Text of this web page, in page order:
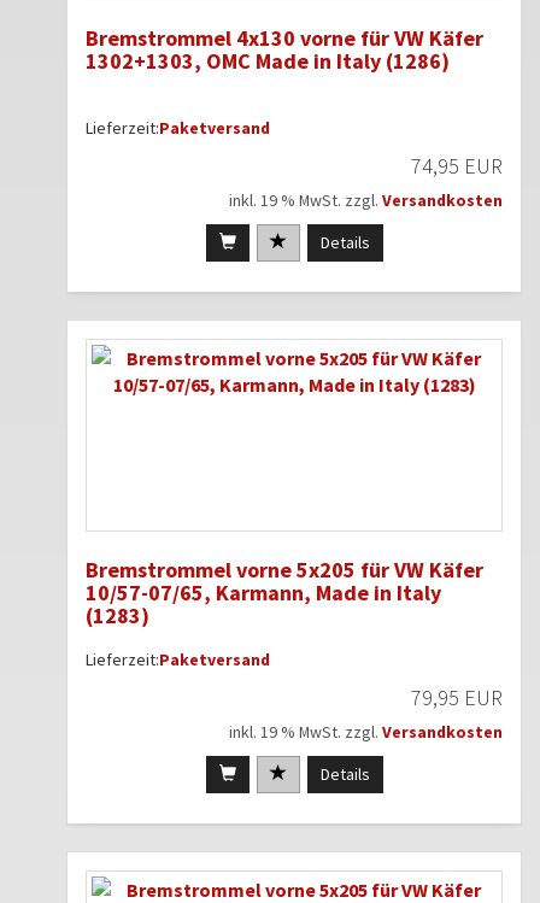
Bremstrommel 4x130 vorne für VW Käfer
1302+1303, OMC Made in Italy (1286)
Lieferzeit:Paketversand
74,95 EUR
inkl. 19 % MwSt. zzgl. Versandkosten
Details
Bremstrommel vorne 5x205 für VW Käfer
10/57-07/65, Karmann, Made in Italy
(1283)
Lieferzeit:Paketversand
79,95 EUR
inkl. 19 % MwSt. zzgl. Versandkosten
Details